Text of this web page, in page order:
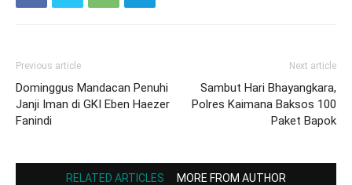
Previous article
Dominggus Mandacan Penuhi
Janji Iman di GKI Eben Haezer
Fanindi
Next article
Sambut Hari Bhayangkara,
Polres Kaimana Baksos 100
Paket Bapok
RELATED ARTICLES MORE FROM AUTHOR